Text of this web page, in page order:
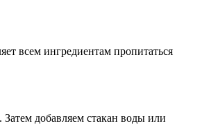
всем ингредиентам пропитаться
добавляем стакан воды или